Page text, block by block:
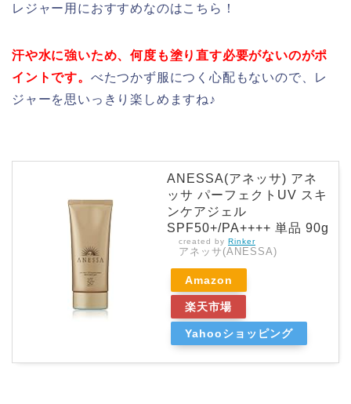
レジャー用におすすめなのはこちら！
汗や水に強いため、何度も塗り直す必要がないのがポ
イントです。 べたつかず服につく心配もないので、レ
ジャーを思いっきり楽しめますね♪
ANESSA(アネッサ) アネ
ッサ パーフェクトUV スキ
ンケアジェル
SPF50+/PA++++ 単品 90g
created by Rinker
アネッサ(ANESSA)
Amazon
楽天市場
Yahooショッピング